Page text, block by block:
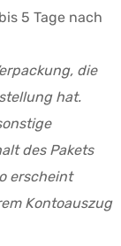
5 Tage nach
die
hat.
des Pakets
erscheint
Kontoauszug